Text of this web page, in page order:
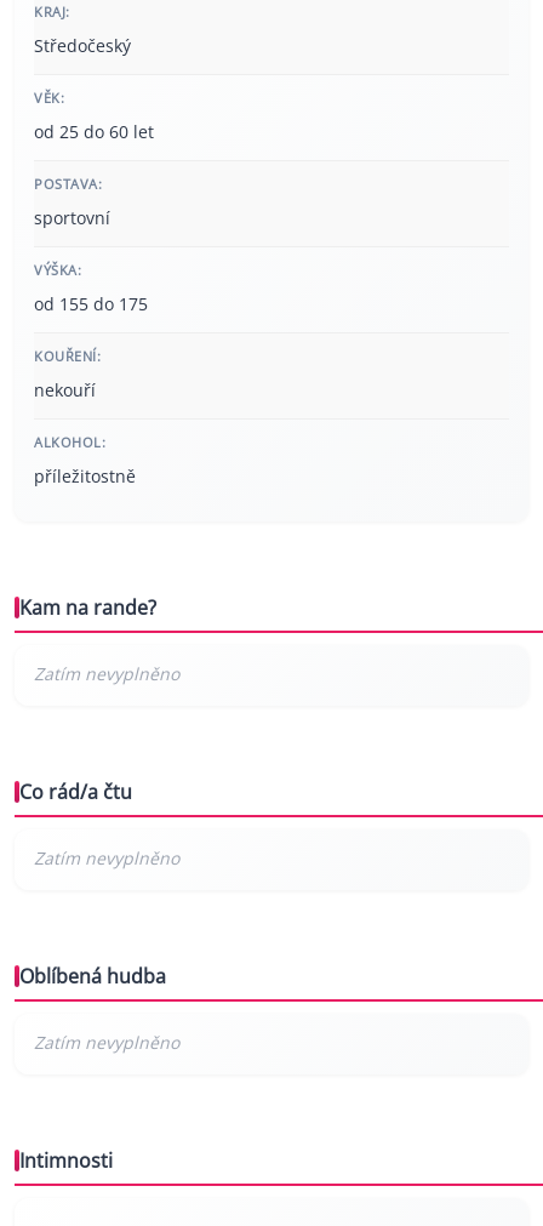
KRAJ:
Středočeský
VĚK:
od 25 do 60 let
POSTAVA:
sportovní
VÝŠKA:
od 155 do 175
KOUŘENÍ:
nekouří
ALKOHOL:
příležitostně
Kam na rande?
Co rád/a čtu
Oblíbená hudba
Intimnosti